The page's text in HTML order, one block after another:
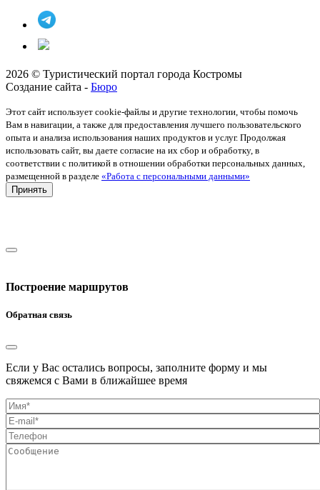
2026 © Туристический портал города Костромы
Создание сайта - Бюро
Этот сайт использует cookie-файлы и другие технологии, чтобы помочь
Вам в навигации, а также для предоставления лучшего пользовательского
опыта и анализа использования наших продуктов и услуг. Продолжая
использовать сайт, вы даете согласие на их сбор и обработку, в
соответствии с политикой в отношении обработки персональных данных,
размещенной в разделе «Работа с персональными данными»
Принять
Построение маршрутов
Обратная связь
Если у Вас остались вопросы, заполните форму и мы
свяжемся с Вами в ближайшее время